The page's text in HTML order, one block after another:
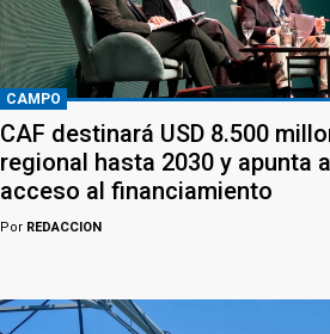
CAMPO
CAF destinará USD 8.500
regional hasta 2030 y apunta
acceso al financiamiento
Por REDACCION